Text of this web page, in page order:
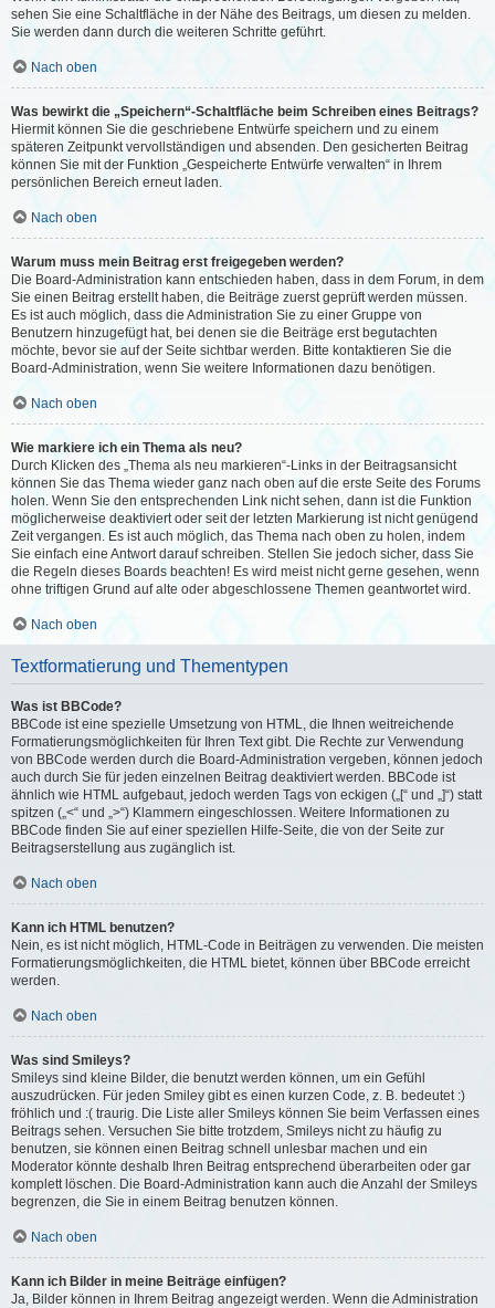
sehen Sie eine Schaltfläche in der Nähe des Beitrags, um diesen zu melden.
Sie werden dann durch die weiteren Schritte geführt.
Nach oben
Was bewirkt die „Speichern“-Schaltfläche beim Schreiben eines Beitrags?
Hiermit können Sie die geschriebene Entwürfe speichern und zu einem
späteren Zeitpunkt vervollständigen und absenden. Den gesicherten Beitrag
können Sie mit der Funktion „Gespeicherte Entwürfe verwalten“ in Ihrem
persönlichen Bereich erneut laden.
Nach oben
Warum muss mein Beitrag erst freigegeben werden?
Die Board-Administration kann entschieden haben, dass in dem Forum, in dem
Sie einen Beitrag erstellt haben, die Beiträge zuerst geprüft werden müssen.
Es ist auch möglich, dass die Administration Sie zu einer Gruppe von
Benutzern hinzugefügt hat, bei denen sie die Beiträge erst begutachten
möchte, bevor sie auf der Seite sichtbar werden. Bitte kontaktieren Sie die
Board-Administration, wenn Sie weitere Informationen dazu benötigen.
Nach oben
Wie markiere ich ein Thema als neu?
Durch Klicken des „Thema als neu markieren“-Links in der Beitragsansicht
können Sie das Thema wieder ganz nach oben auf die erste Seite des Forums
holen. Wenn Sie den entsprechenden Link nicht sehen, dann ist die Funktion
möglicherweise deaktiviert oder seit der letzten Markierung ist nicht genügend
Zeit vergangen. Es ist auch möglich, das Thema nach oben zu holen, indem
Sie einfach eine Antwort darauf schreiben. Stellen Sie jedoch sicher, dass Sie
die Regeln dieses Boards beachten! Es wird meist nicht gerne gesehen, wenn
ohne triftigen Grund auf alte oder abgeschlossene Themen geantwortet wird.
Nach oben
Textformatierung und Thementypen
Was ist BBCode?
BBCode ist eine spezielle Umsetzung von HTML, die Ihnen weitreichende
Formatierungsmöglichkeiten für Ihren Text gibt. Die Rechte zur Verwendung
von BBCode werden durch die Board-Administration vergeben, können jedoch
auch durch Sie für jeden einzelnen Beitrag deaktiviert werden. BBCode ist
ähnlich wie HTML aufgebaut, jedoch werden Tags von eckigen („[“ und „]“) statt
spitzen („<“ und „>“) Klammern eingeschlossen. Weitere Informationen zu
BBCode finden Sie auf einer speziellen Hilfe-Seite, die von der Seite zur
Beitragserstellung aus zugänglich ist.
Nach oben
Kann ich HTML benutzen?
Nein, es ist nicht möglich, HTML-Code in Beiträgen zu verwenden. Die meisten
Formatierungsmöglichkeiten, die HTML bietet, können über BBCode erreicht
werden.
Nach oben
Was sind Smileys?
Smileys sind kleine Bilder, die benutzt werden können, um ein Gefühl
auszudrücken. Für jeden Smiley gibt es einen kurzen Code, z. B. bedeutet :)
fröhlich und :( traurig. Die Liste aller Smileys können Sie beim Verfassen eines
Beitrags sehen. Versuchen Sie bitte trotzdem, Smileys nicht zu häufig zu
benutzen, sie können einen Beitrag schnell unlesbar machen und ein
Moderator könnte deshalb Ihren Beitrag entsprechend überarbeiten oder gar
komplett löschen. Die Board-Administration kann auch die Anzahl der Smileys
begrenzen, die Sie in einem Beitrag benutzen können.
Nach oben
Kann ich Bilder in meine Beiträge einfügen?
Ja, Bilder können in Ihrem Beitrag angezeigt werden. Wenn die Administration